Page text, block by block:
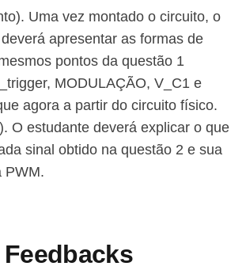
Uma vez montado o circuito, o
apresentar as formas de
pontos da questão 1
MODULAÇÃO, V_C1 e
agora a partir do circuito físico.
O estudante deverá explicar o que
sinal obtido na questão 2 e sua
PWM.
Feedbacks